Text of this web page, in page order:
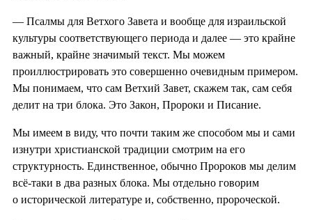
— Псалмы для Ветхого Завета и вообще для израильской
культуры соответствующего периода и далее — это крайне
важный, крайне значимый текст. Мы можем
проиллюстрировать это совершенно очевидным примером.
Мы понимаем, что сам Ветхий Завет, скажем так, сам себя
делит на три блока. Это Закон, Пророки и Писание.
Мы имеем в виду, что почти таким же способом мы и сами
изнутри христианской традиции смотрим на его
структурность. Единственное, обычно Пророков мы делим
всё-таки в два разных блока. Мы отдельно говорим
о исторической литературе и, собственно, пророческой.